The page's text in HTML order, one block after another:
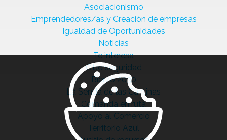
Asociacionismo
Emprendedores/as y Creación de empresas
Igualdad de Oportunidades
Noticias
Te interesa
Ciberseguridad
Bierzo 2030
La Senda de las Cantinas
Comanda en ruta
Apoyo al Comercio
Territorio Azul